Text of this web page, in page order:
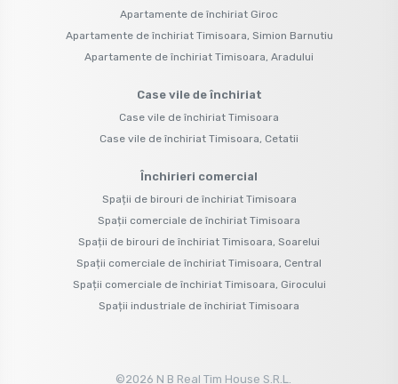
Apartamente de închiriat Giroc
Apartamente de închiriat Timisoara, Simion Barnutiu
Apartamente de închiriat Timisoara, Aradului
Case vile de închiriat
Case vile de închiriat Timisoara
Case vile de închiriat Timisoara, Cetatii
Închirieri comercial
Spații de birouri de închiriat Timisoara
Spații comerciale de închiriat Timisoara
Spații de birouri de închiriat Timisoara, Soarelui
Spații comerciale de închiriat Timisoara, Central
Spații comerciale de închiriat Timisoara, Girocului
Spații industriale de închiriat Timisoara
©2026 N B Real Tim House S.R.L.